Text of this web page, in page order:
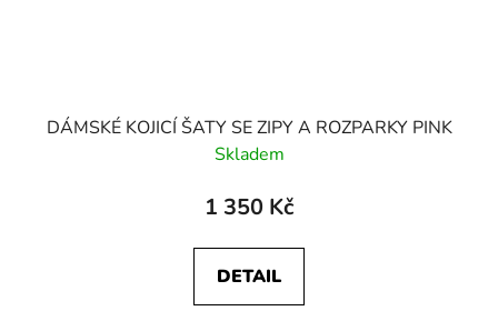
DÁMSKÉ KOJICÍ ŠATY SE ZIPY A ROZPARKY PINK
Skladem
1 350 Kč
DETAIL